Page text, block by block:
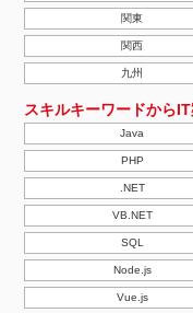
関東
関西
九州
スキルキーワードから
Java
PHP
.NET
VB.NET
SQL
Node.js
Vue.js